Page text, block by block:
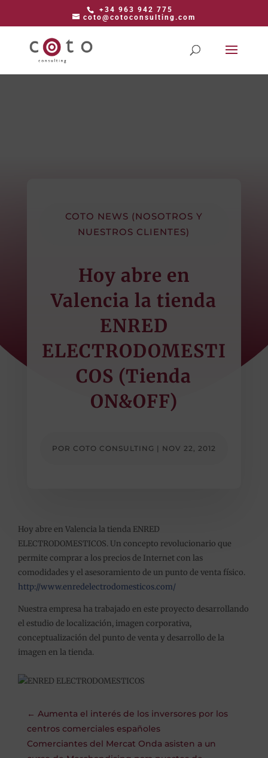
+34 963 942 775
coto@cotoconsulting.com
COTO NEWS (NOSOTROS Y
NUESTROS CLIENTES)
Hoy abre en
Valencia la tienda
ENRED
ELECTRODOMESTI
COS (Tienda
ON&OFF)
POR COTO CONSULTING | NOV 22, 2012
Hoy abre en Valencia la tienda ENRED
ELECTRODOMESTICOS. Un concepto revolucionario que
permite comprar a los precios de Internet con las
comodidades y el asesoramiento de un punto de venta físico.
http://www.enredelectrodomesticos.com/
Nuestra empresa ha trabajado en este proyecto desarrollando
el estudio de localización, imagen corporativa,
conceptualización del punto de venta y desarrollo de la
imagen en la tienda.
← Aumenta el interés de los inversores por los
centros comerciales españoles
Comerciantes del Mercat Onda asisten a un